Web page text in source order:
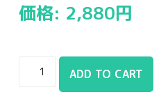
価格: 2,880円
ADD TO CART